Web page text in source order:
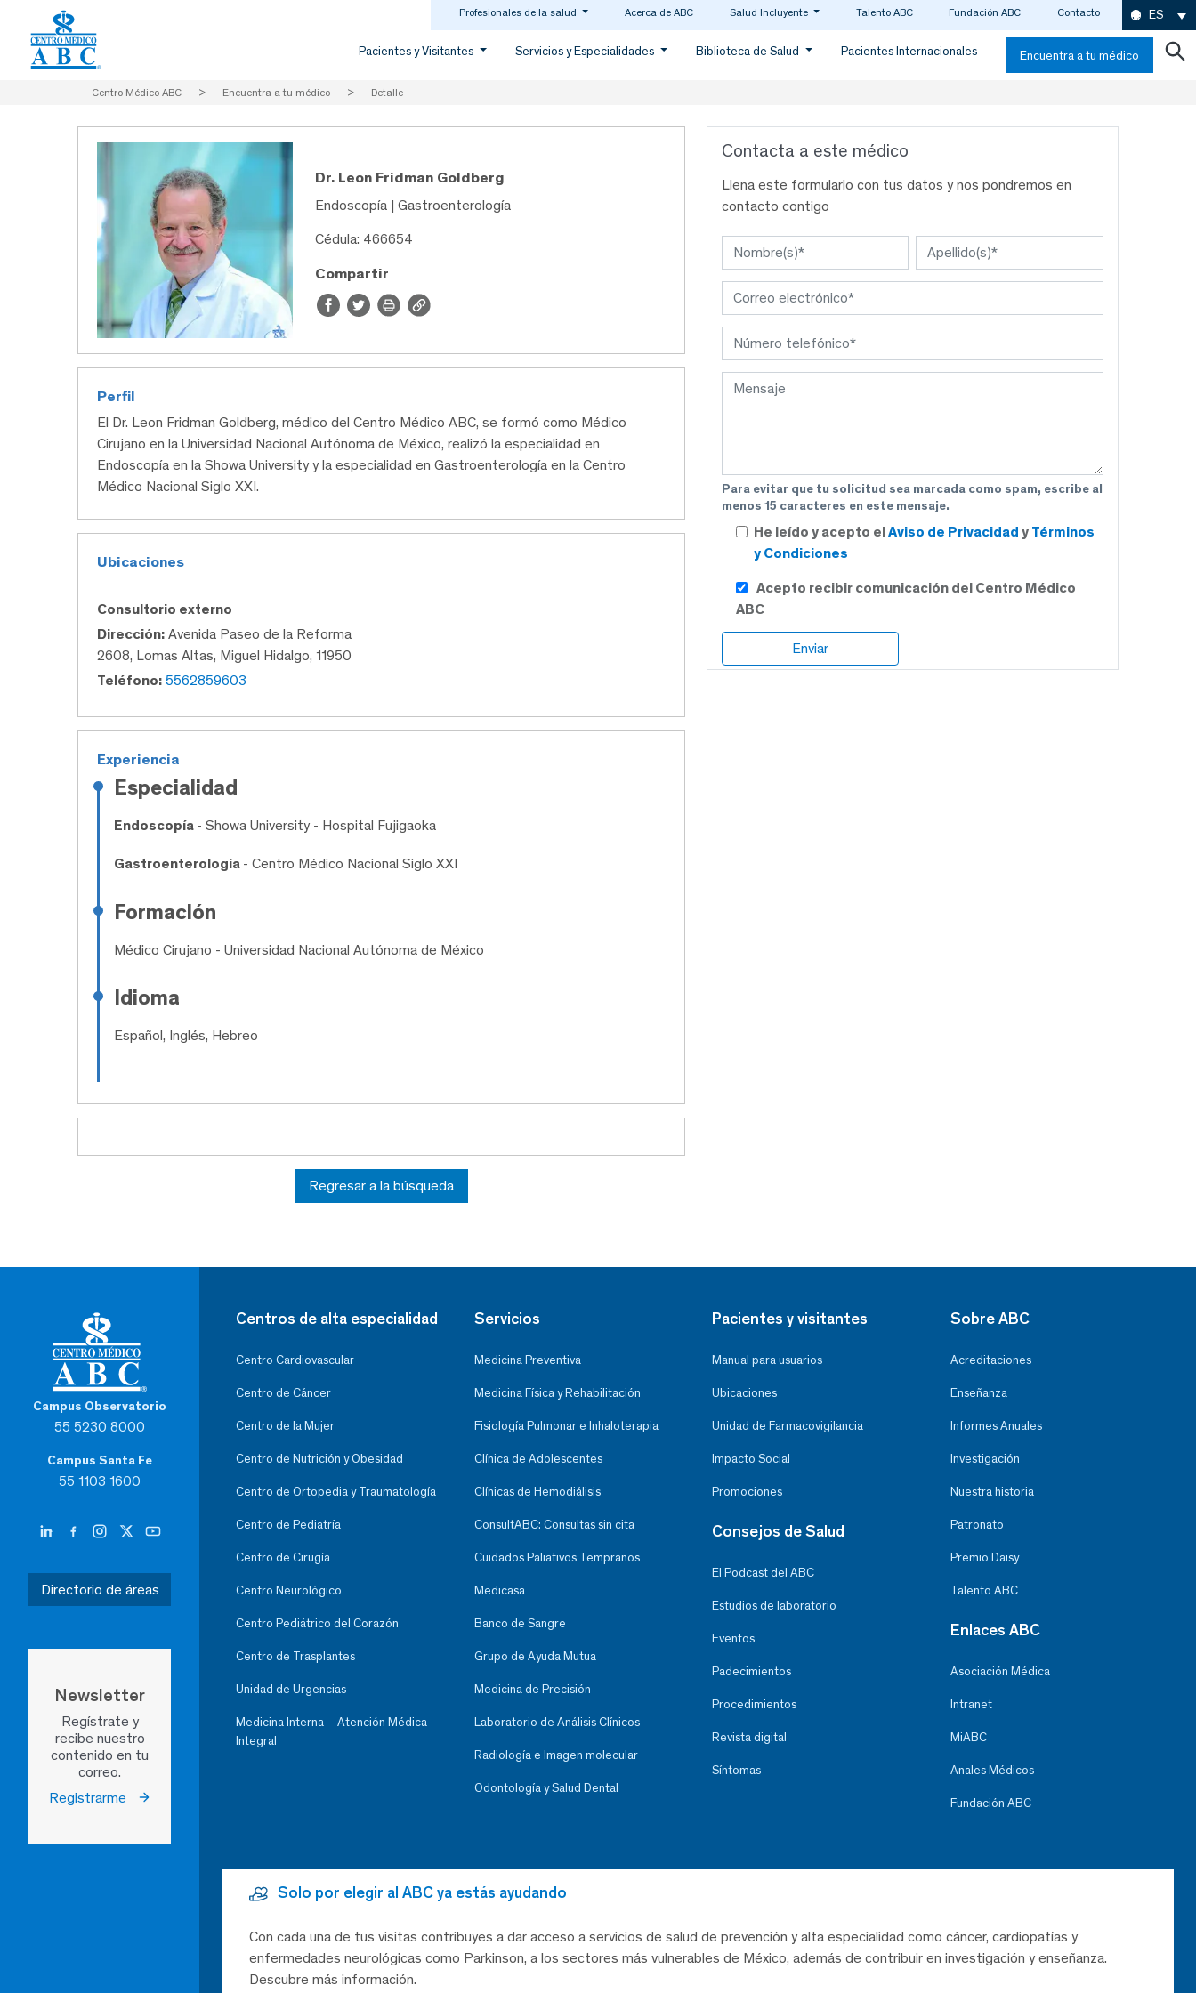
Profesionales de la salud Acerca de ABC Salud Incluyente Talento ABC Fundación ABC Contacto ES
Pacientes y Visitantes Servicios y Especialidades Biblioteca de Salud Pacientes Internacionales Encuentra a tu médico
Centro Médico ABC > Encuentra a tu médico > Detalle
Dr. Leon Fridman Goldberg
Endoscopía | Gastroenterología
Cédula: 466654
Compartir
Perfil
El Dr. Leon Fridman Goldberg, médico del Centro Médico ABC, se formó como Médico
Cirujano en la Universidad Nacional Autónoma de México, realizó la especialidad en
Endoscopía en la Showa University y la especialidad en Gastroenterología en la Centro
Médico Nacional Siglo XXI.
Ubicaciones
Consultorio externo
Dirección: Avenida Paseo de la Reforma
2608, Lomas Altas, Miguel Hidalgo, 11950
Teléfono: 5562859603
Experiencia
Especialidad
Endoscopía - Showa University - Hospital Fujigaoka
Gastroenterología - Centro Médico Nacional Siglo XXI
Formación
Médico Cirujano - Universidad Nacional Autónoma de México
Idioma
Español, Inglés, Hebreo
Regresar a la búsqueda
Contacta a este médico
Llena este formulario con tus datos y nos pondremos en
contacto contigo
Para evitar que tu solicitud sea marcada como spam, escribe al
menos 15 caracteres en este mensaje.
He leído y acepto elAviso de Privacidad y Términos
y Condiciones
Acepto recibir comunicación del Centro Médico
ABC
Campus Observatorio
55 5230 8000
Campus Santa Fe
55 1103 1600
Directorio de áreas
Newsletter
Regístrate y
recibe nuestro
contenido en tu
correo.
Registrarme
Centros de alta especialidad
Centro Cardiovascular
Centro de Cáncer
Centro de la Mujer
Centro de Nutrición y Obesidad
Centro de Ortopedia y Traumatología
Centro de Pediatría
Centro de Cirugía
Centro Neurológico
Centro Pediátrico del Corazón
Centro de Trasplantes
Unidad de Urgencias
Medicina Interna – Atención Médica
Integral
Servicios
Medicina Preventiva
Medicina Física y Rehabilitación
Fisiología Pulmonar e Inhaloterapia
Clínica de Adolescentes
Clínicas de Hemodiálisis
ConsultABC: Consultas sin cita
Cuidados Paliativos Tempranos
Medicasa
Banco de Sangre
Grupo de Ayuda Mutua
Medicina de Precisión
Laboratorio de Análisis Clínicos
Radiología e Imagen molecular
Odontología y Salud Dental
Pacientes y visitantes
Manual para usuarios
Ubicaciones
Unidad de Farmacovigilancia
Impacto Social
Promociones
Consejos de Salud
El Podcast del ABC
Estudios de laboratorio
Eventos
Padecimientos
Procedimientos
Revista digital
Síntomas
Sobre ABC
Acreditaciones
Enseñanza
Informes Anuales
Investigación
Nuestra historia
Patronato
Premio Daisy
Talento ABC
Enlaces ABC
Asociación Médica
Intranet
MiABC
Anales Médicos
Fundación ABC
Solo por elegir al ABC ya estás ayudando
Con cada una de tus visitas contribuyes a dar acceso a servicios de salud de prevención y alta especialidad como cáncer, cardiopatías y
enfermedades neurológicas como Parkinson, a los sectores más vulnerables de México, además de contribuir en investigación y enseñanza.
Descubre más información.